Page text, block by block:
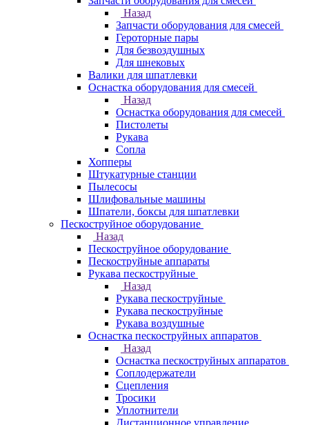
Назад
Запчасти оборудования для смесей
Героторные пары
Для безвоздушных
Для шнековых
Валики для шпатлевки
Оснастка оборудования для смесей
Назад
Оснастка оборудования для смесей
Пистолеты
Рукава
Сопла
Хопперы
Штукатурные станции
Пылесосы
Шлифовальные машины
Шпатели, боксы для шпатлевки
Пескоструйное оборудование
Назад
Пескоструйное оборудование
Пескоструйные аппараты
Рукава пескоструйные
Назад
Рукава пескоструйные
Рукава пескоструйные
Рукава воздушные
Оснастка пескоструйных аппаратов
Назад
Оснастка пескоструйных аппаратов
Соплодержатели
Сцепления
Тросики
Уплотнители
Дистанционное управление